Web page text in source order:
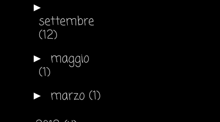
►
settembre
(12)
► maggio
(1)
► marzo (1)